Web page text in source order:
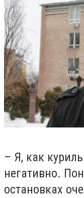
– Я, как
негативно.
остановках